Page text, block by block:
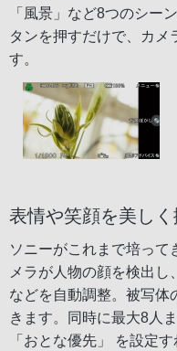
「風景」など8つのシー
タンを押すだけで、カメ
す。
表情や笑顔を美しく
ソニーがこれまで培って
メラが人物の顔を検出
などを自動調整。被写体
きます。同時に最大8人
「おとな優先」 を設定